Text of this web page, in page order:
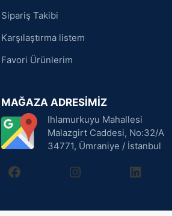
Sipariş Takibi
Karşılaştırma listem
Favori Ürünlerim
MAĞAZA ADRESİMİZ
Ihlamurkuyu Mahallesi
Malazgirt Caddesi, No:32/A
34771, Ümraniye / İstanbul
facebookinstagramlinkedin